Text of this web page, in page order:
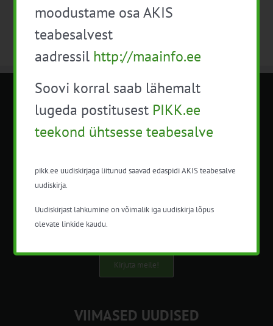
METK NÕUANDETEENISTUS
Nõuandeteenistuse nimetuse alt
nõustamisteenuseid.
info@pikk.ee
Kirjuta meile!
VIIMASED UUDISED
moodustame osa AKIS
teabesalvest
aadressil http://maainfo.ee
Soovi korral saab lähemalt
lugeda postitusest PIKK.ee
teekond ühtsesse teabesalve
pikk.ee uudiskirjaga liitunud saavad edaspidi AKIS teabesalve
uudiskirja.
Uudiskirjast lahkumine on võimalik iga uudiskirja lõpus
olevate linkide kaudu.